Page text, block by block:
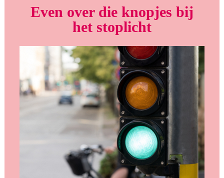
Even over die knopjes bij
het stoplicht